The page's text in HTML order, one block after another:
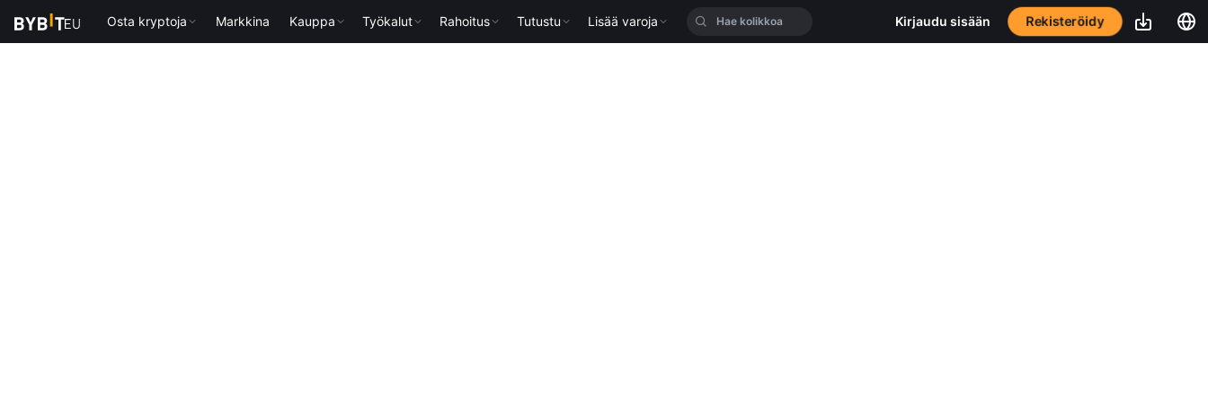
Osta kryptoja Markkina Kauppa Työkalut Rahoitus Tutustu Lisää varoja Kirjaudu sisään Rekisteröidy